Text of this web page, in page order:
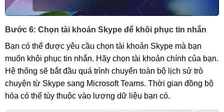
Bước 6: Chọn tài khoản Skype để khôi phục tin nhắn
Bạn có thể được yêu cầu chọn tài khoản Skype mà bạn
muốn khôi phục tin nhắn. Hãy chọn tài khoản chính của bạn.
Hệ thống sẽ bắt đầu quá trình chuyển toàn bộ lịch sử trò
chuyện từ Skype sang Microsoft Teams. Thời gian đồng bộ
hóa có thể tùy thuộc vào lượng dữ liệu bạn có.